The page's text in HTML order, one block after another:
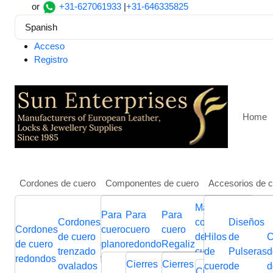
or +31-627061933 |+31-646335825
Spanish
Acceso
Registro
Home
Cordones de cuero
Cordones
de cuero
redondos
Cordones
de cuero
trenzado
ovalados
Cuerdas
de cuero
trenzado
cuero
plano
Cuerdas
cuero
nappa
Flat
Componentes de cuero
Para
cuero
plano
Para
cuero
redondo
Cierres
Cierres
Conectores
Para
cuero
Regaliz
Cierres
Cierre
Más
componentes
de joyería de
cuero
Accesorios de
Hilos
de
cuero
Diseños
de
Pulseras
de
Hogar Hallazgos, cuentas y dijes Stainless steel ring
Stainless steel ring SSP-